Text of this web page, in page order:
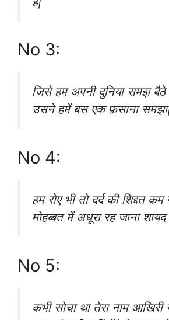
No 3:
जिसे हम अपनी दुनिया समझ
उसने हमें बस एक फ़साना
No 4:
हम रोए भी तो दर्द की शिद्दत कम
मोहब्बत में अधूरा रह जाना शायद
No 5:
कभी सोचा था तेरा नाम